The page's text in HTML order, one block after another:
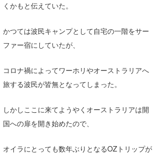
くかもと伝えていた。
かつては波民キャンプとして自宅の一階をサー
ファー宿にしていたが、
コロナ禍によってワーホリやオーストラリアへ
旅する波民が皆無となってしまった。
しかしここに来てようやくオーストラリアは開
国への扉を開き始めたので、
オイラにとっても数年ぶりとなるOZトリップが
上條将美
唐澤予報士
ゴン
wanda